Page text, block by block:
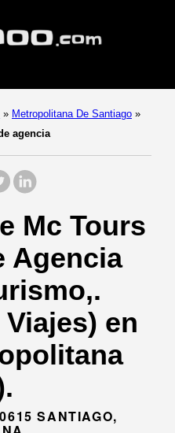
» Metropolitana De Santiago »
agencia
Mc Tours
Agencia
en
SANTIAGO,